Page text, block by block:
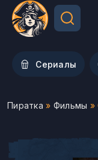
Сериалы
Пиратка » Фильмы »